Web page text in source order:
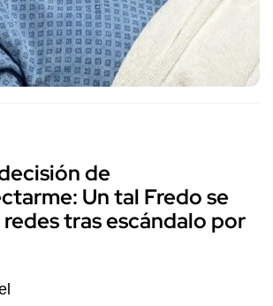
de
Un tal Fredo se
tras escándalo por